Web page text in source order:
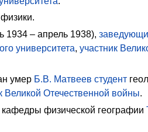
1934 – апрель 1938),
университета, участник
умер Б.В. Матвеев студент
Великой Отечественной войны.
физической географии